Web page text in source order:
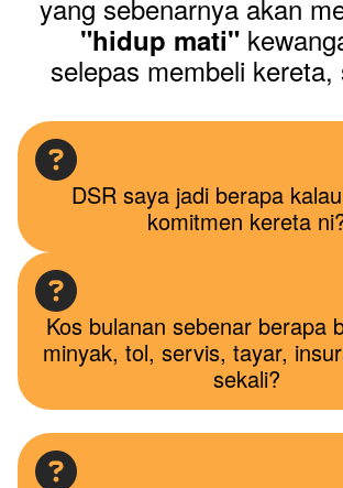
yang sebenarnya akan
"hidup mati"
selepas membeli
DSR saya jadi berapa
komitmen kereta
Kos bulanan sebenar berapa
minyak, tol, servis, tayar,
sekali?